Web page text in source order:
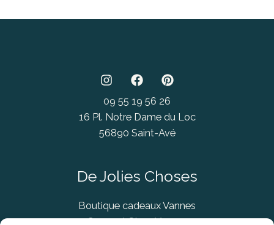
09 55 19 56 26
16 Pl. Notre Dame du Loc
56890 Saint-Avé
De Jolies Choses
Boutique cadeaux Vannes
Concept Store Vannes